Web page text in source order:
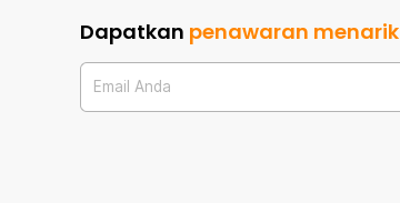
Dapatkan penawaran menarik
Email Anda